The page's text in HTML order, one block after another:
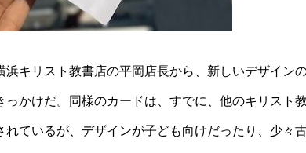
キリスト教書店の平岡店長から、新しいデザイン
かけだ。同様のカードは、すでに、他のキリスト
ているが、デザインが子ども向けだったり、少々